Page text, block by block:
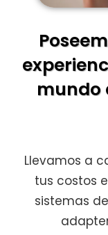
mundo
Llevamos a
tus costos
sistemas